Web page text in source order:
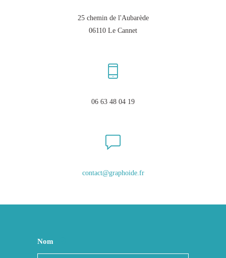
25 chemin de l'Aubarède
06110 Le Cannet
06 63 48 04 19
contact@graphoide.fr
Nom